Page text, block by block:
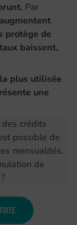
Par
protège de
baissent,
plus utilisée
une
crédits
possible de
mensualités.
de